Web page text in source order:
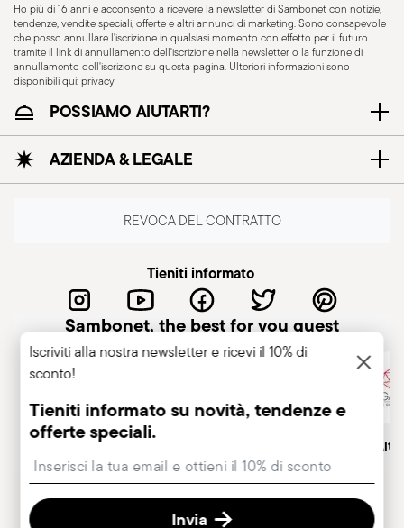
Ho più di 16 anni e acconsento a ricevere la newsletter di Sambonet con notizie,
tendenze, vendite speciali, offerte e altri annunci di marketing. Sono consapevole
che posso annullare l'iscrizione in qualsiasi momento con effetto per il futuro
tramite il link di annullamento dell'iscrizione nella newsletter o la funzione di
annullamento dell'iscrizione su questa pagina. Ulteriori informazioni sono
disponibili qui:privacy
POSSIAMO AIUTARTI?
AZIENDA & LEGALE
REVOCA DEL CONTRATTO
Tieniti informato
Sambonet, the best for you guest
Azienda italiana Socio
Iscriviti alla nostra newsletter e ricevi il 10% di
sconto!
Tieniti informato su novità, tendenze e
offerte speciali.
Invia